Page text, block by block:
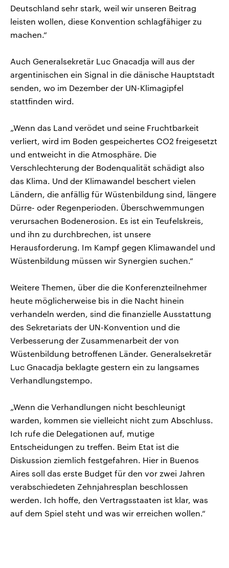
Deutschland sehr stark, weil wir unseren Beitrag
leisten wollen, diese Konvention schlagfähiger zu
machen.“
Auch Generalsekretär Luc Gnacadja will aus der
argentinischen ein Signal in die dänische Hauptstadt
senden, wo im Dezember der UN-Klimagipfel
stattfinden wird.
„Wenn das Land verödet und seine Fruchtbarkeit
verliert, wird im Boden gespeichertes CO2 freigesetzt
und entweicht in die Atmosphäre. Die
Verschlechterung der Bodenqualität schädigt also
das Klima. Und der Klimawandel beschert vielen
Ländern, die anfällig für Wüstenbildung sind, längere
Dürre- oder Regenperioden. Überschwemmungen
verursachen Bodenerosion. Es ist ein Teufelskreis,
und ihn zu durchbrechen, ist unsere
Herausforderung. Im Kampf gegen Klimawandel und
Wüstenbildung müssen wir Synergien suchen.“
Weitere Themen, über die die Konferenzteilnehmer
heute möglicherweise bis in die Nacht hinein
verhandeln werden, sind die finanzielle Ausstattung
des Sekretariats der UN-Konvention und die
Verbesserung der Zusammenarbeit der von
Wüstenbildung betroffenen Länder. Generalsekretär
Luc Gnacadja beklagte gestern ein zu langsames
Verhandlungstempo.
„Wenn die Verhandlungen nicht beschleunigt
warden, kommen sie vielleicht nicht zum Abschluss.
Ich rufe die Delegationen auf, mutige
Entscheidungen zu treffen. Beim Etat ist die
Diskussion ziemlich festgefahren. Hier in Buenos
Aires soll das erste Budget für den vor zwei Jahren
verabschiedeten Zehnjahresplan beschlossen
werden. Ich hoffe, den Vertragsstaaten ist klar, was
auf dem Spiel steht und was wir erreichen wollen.“